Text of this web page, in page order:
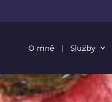
O mně Služby